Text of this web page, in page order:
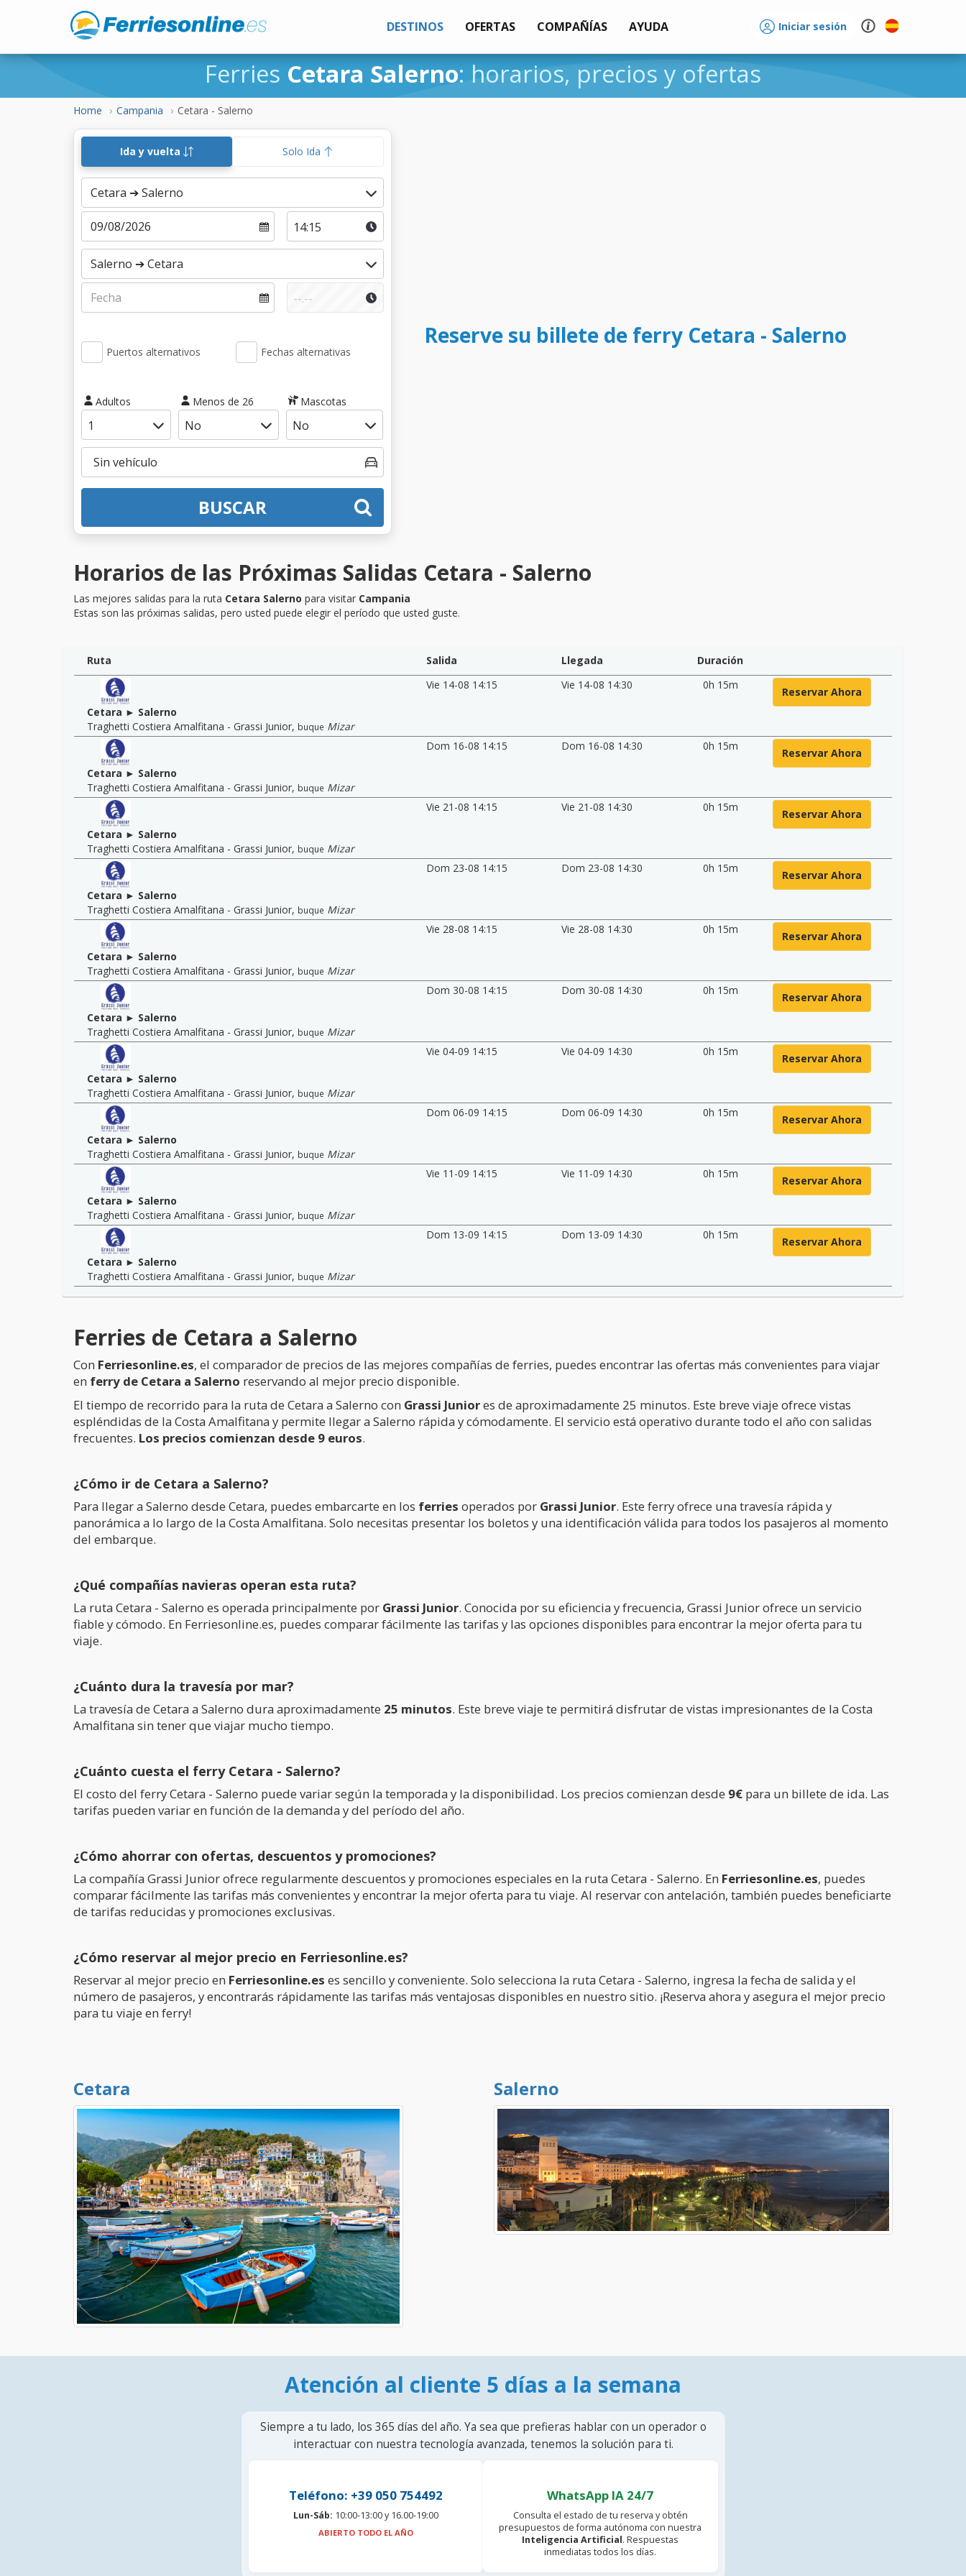
DESTINOS OFERTAS COMPAÑÍAS AYUDA Iniciar sesión
Ferries Cetara Salerno: horarios, precios y ofertas
Home Campania Cetara - Salerno
Ida y vuelta Solo Ida
Puertos alternativos Fechas alternativas
Adultos Menos de 26 Mascotas
BUSCAR
Reserve su billete de ferry Cetara - Salerno
Horarios de las Próximas Salidas Cetara - Salerno
Las mejores salidas para la ruta Cetara Salerno para visitar Campania
Estas son las próximas salidas, pero usted puede elegir el período que usted guste.
Ruta Salida Llegada Duración
Cetara ► Salerno
Traghetti Costiera Amalfitana - Grassi Junior, buque Mizar
Vie 14-08 14:15 Vie 14-08 14:30 0h 15m
Reservar Ahora
Cetara ► Salerno
Traghetti Costiera Amalfitana - Grassi Junior, buque Mizar
Dom 16-08 14:15 Dom 16-08 14:30 0h 15m
Reservar Ahora
Cetara ► Salerno
Traghetti Costiera Amalfitana - Grassi Junior, buque Mizar
Vie 21-08 14:15 Vie 21-08 14:30 0h 15m
Reservar Ahora
Cetara ► Salerno
Traghetti Costiera Amalfitana - Grassi Junior, buque Mizar
Dom 23-08 14:15 Dom 23-08 14:30 0h 15m
Reservar Ahora
Cetara ► Salerno
Traghetti Costiera Amalfitana - Grassi Junior, buque Mizar
Vie 28-08 14:15 Vie 28-08 14:30 0h 15m
Reservar Ahora
Cetara ► Salerno
Traghetti Costiera Amalfitana - Grassi Junior, buque Mizar
Dom 30-08 14:15 Dom 30-08 14:30 0h 15m
Reservar Ahora
Cetara ► Salerno
Traghetti Costiera Amalfitana - Grassi Junior, buque Mizar
Vie 04-09 14:15 Vie 04-09 14:30 0h 15m
Reservar Ahora
Cetara ► Salerno
Traghetti Costiera Amalfitana - Grassi Junior, buque Mizar
Dom 06-09 14:15 Dom 06-09 14:30 0h 15m
Reservar Ahora
Cetara ► Salerno
Traghetti Costiera Amalfitana - Grassi Junior, buque Mizar
Vie 11-09 14:15 Vie 11-09 14:30 0h 15m
Reservar Ahora
Cetara ► Salerno
Traghetti Costiera Amalfitana - Grassi Junior, buque Mizar
Dom 13-09 14:15 Dom 13-09 14:30 0h 15m
Reservar Ahora
Ferries de Cetara a Salerno
Con Ferriesonline.es, el comparador de precios de las mejores compañías de ferries, puedes encontrar las ofertas más convenientes para viajar
en ferry de Cetara a Salerno reservando al mejor precio disponible.
El tiempo de recorrido para la ruta de Cetara a Salerno con Grassi Juniores de aproximadamente 25 minutos. Este breve viaje ofrece vistas
espléndidas de la Costa Amalfitana y permite llegar a Salerno rápida y cómodamente. El servicio está operativo durante todo el año con salidas
frecuentes. Los precios comienzan desde 9 euros.
¿Cómo ir de Cetara a Salerno?
Para llegar a Salerno desde Cetara, puedes embarcarte en los ferries operados por Grassi Junior. Este ferry ofrece una travesía rápida y
panorámica a lo largo de la Costa Amalfitana. Solo necesitas presentar los boletos y una identificación válida para todos los pasajeros al momento
del embarque.
¿Qué compañías navieras operan esta ruta?
La ruta Cetara - Salerno es operada principalmente por Grassi Junior. Conocida por su eficiencia y frecuencia, Grassi Junior ofrece un servicio
fiable y cómodo. En Ferriesonline.es, puedes comparar fácilmente las tarifas y las opciones disponibles para encontrar la mejor oferta para tu
viaje.
¿Cuánto dura la travesía por mar?
La travesía de Cetara a Salerno dura aproximadamente 25 minutos. Este breve viaje te permitirá disfrutar de vistas impresionantes de la Costa
Amalfitana sin tener que viajar mucho tiempo.
¿Cuánto cuesta el ferry Cetara - Salerno?
El costo del ferry Cetara - Salerno puede variar según la temporada y la disponibilidad. Los precios comienzan desde 9€ para un billete de ida. Las
tarifas pueden variar en función de la demanda y del período del año.
¿Cómo ahorrar con ofertas, descuentos y promociones?
La compañía Grassi Junior ofrece regularmente descuentos y promociones especiales en la ruta Cetara - Salerno. En Ferriesonline.es, puedes
comparar fácilmente las tarifas más convenientes y encontrar la mejor oferta para tu viaje. Al reservar con antelación, también puedes beneficiarte
de tarifas reducidas y promociones exclusivas.
¿Cómo reservar al mejor precio en Ferriesonline.es?
Reservar al mejor precio en Ferriesonline.es es sencillo y conveniente. Solo selecciona la ruta Cetara - Salerno, ingresa la fecha de salida y el
número de pasajeros, y encontrarás rápidamente las tarifas más ventajosas disponibles en nuestro sitio. ¡Reserva ahora y asegura el mejor precio
para tu viaje en ferry!
Cetara Salerno
Atención al cliente 5 días a la semana
Siempre a tu lado, los 365 días del año. Ya sea que prefieras hablar con un operador o
interactuar con nuestra tecnología avanzada, tenemos la solución para ti.
Teléfono: +39 050 754492
Lun-Sáb: 10:00-13:00 y 16.00-19:00
ABIERTO TODO EL AÑO
WhatsApp IA 24/7
Consulta el estado de tu reserva y obtén
presupuestos de forma autónoma con nuestra
Inteligencia Artificial. Respuestas
inmediatas todos los días.